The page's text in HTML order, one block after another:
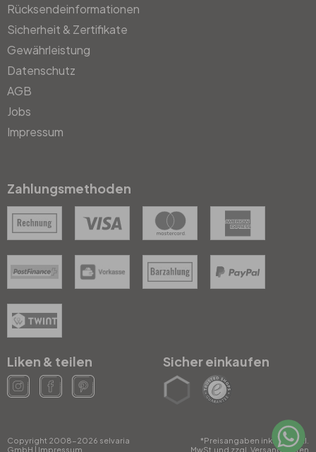
Rücksendeinformationen
Sicherheit & Zertifikate
Gewährleistung
Datenschutz
AGB
Jobs
Impressum
Zahlungsmethoden
Liken & teilen Sicher einkaufen
Copyright 2008-2026 selvaria
GmbH | Impressum
*Preisangaben inkl. gesetzl.
MwSt.und zzgl. Versandkosten